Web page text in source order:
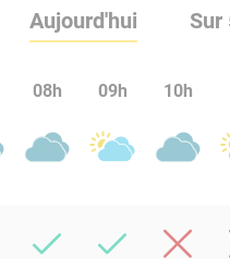
Aujourd'hui Sur
08h 09h 10h